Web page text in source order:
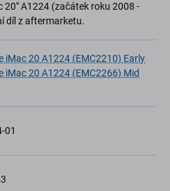
20" A1224 (začátek roku 2008 -
díl z aftermarketu.
iMac 20 A1224 (EMC2210) Early
iMac 20 A1224 (EMC2266) Mid
01